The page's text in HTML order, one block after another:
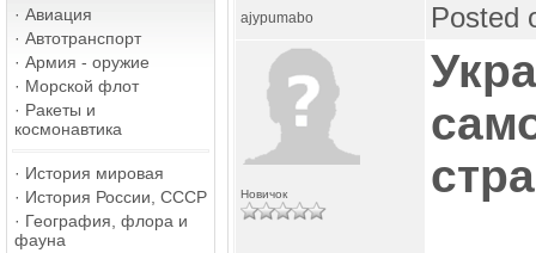
· Авиация
· Автотранспорт
· Армия - оружие
· Морской флот
· Ракеты и
космонавтика
· История мировая
· История России, СССР
· География, флора и
фауна
ajypumabo Posted
Новичок